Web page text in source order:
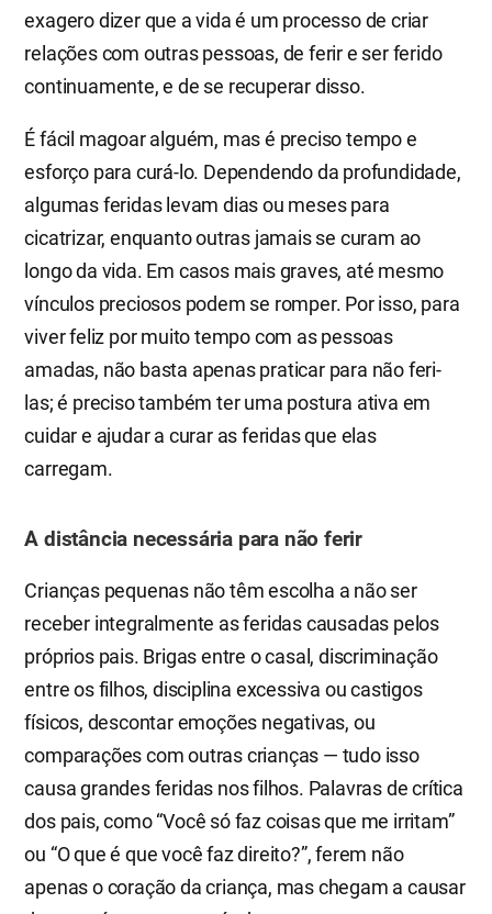
exagero dizer que a vida é um processo de criar
relações com outras pessoas, de ferir e ser ferido
continuamente, e de se recuperar disso.
É fácil magoar alguém, mas é preciso tempo e
esforço para curá-lo. Dependendo da profundidade,
algumas feridas levam dias ou meses para
cicatrizar, enquanto outras jamais se curam ao
longo da vida. Em casos mais graves, até mesmo
vínculos preciosos podem se romper. Por isso, para
viver feliz por muito tempo com as pessoas
amadas, não basta apenas praticar para não feri-
las; é preciso também ter uma postura ativa em
cuidar e ajudar a curar as feridas que elas
carregam.
A distância necessária para não ferir
Crianças pequenas não têm escolha a não ser
receber integralmente as feridas causadas pelos
próprios pais. Brigas entre o casal, discriminação
entre os filhos, disciplina excessiva ou castigos
físicos, descontar emoções negativas, ou
comparações com outras crianças — tudo isso
causa grandes feridas nos filhos. Palavras de crítica
dos pais, como “Você só faz coisas que me irritam”
ou “O que é que você faz direito?”, ferem não
apenas o coração da criança, mas chegam a causar